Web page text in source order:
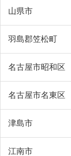
山県市
羽島郡笠松町
名古屋市昭和区
名古屋市名東区
津島市
江南市